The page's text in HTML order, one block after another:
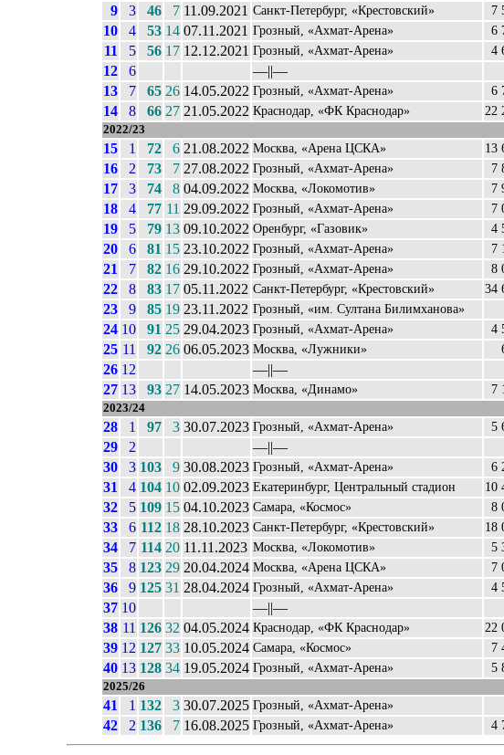
9
3 46 7 11.09.2021 Санкт-Петербург, «Крестовский» 7
10
4 53 14 07.11.2021 Грозный, «Ахмат-Арена» 6
11
5 56 17 12.12.2021 Грозный, «Ахмат-Арена» 4
12
6 ––||––
13
7 65 26 14.05.2022 Грозный, «Ахмат-Арена» 6
14
8 66 27 21.05.2022 Краснодар, «ФК Краснодар» 22
2022/23
15 1 72 6 21.08.2022 Москва, «Арена ЦСКА» 13
16
2 73 7 27.08.2022 Грозный, «Ахмат-Арена» 7
17
3 74 8 04.09.2022 Москва, «Локомотив» 7
18
4 77 11 29.09.2022 Грозный, «Ахмат-Арена» 7
19
5 79 13 09.10.2022 Оренбург, «Газовик» 4
20
6 81 15 23.10.2022 Грозный, «Ахмат-Арена» 7
21
7 82 16 29.10.2022 Грозный, «Ахмат-Арена» 8
22
8 83 17 05.11.2022 Санкт-Петербург, «Крестовский» 34
23
9 85 19 23.11.2022 Грозный, «им. Султана Билимханова»
24 10 91 25 29.04.2023 Грозный, «Ахмат-Арена» 4
25 11 92 26 06.05.2023 Москва, «Лужники»
26 12 ––||––
27 13 93 27 14.05.2023 Москва, «Динамо» 7
2023/24
28 1 97 3 30.07.2023 Грозный, «Ахмат-Арена» 5
29
2 ––||––
30
3 103 9 30.08.2023 Грозный, «Ахмат-Арена» 6
31
4 104 10 02.09.2023 Екатеринбург, Центральный стадион 10
32
5 109 15 04.10.2023 Самара, «Космос» 8
33
6 112 18 28.10.2023 Санкт-Петербург, «Крестовский» 18
34
7 114 20 11.11.2023 Москва, «Локомотив» 5
35
8 123 29 20.04.2024 Москва, «Арена ЦСКА» 7
36
9 125 31 28.04.2024 Грозный, «Ахмат-Арена» 4
37 10 ––||––
38 11 126 32 04.05.2024 Краснодар, «ФК Краснодар» 22
39 12 127 33 10.05.2024 Самара, «Космос» 7
40 13 128 34 19.05.2024 Грозный, «Ахмат-Арена» 5
2025/26
41 1 132 3 30.07.2025 Грозный, «Ахмат-Арена»
42
2 136 7 16.08.2025 Грозный, «Ахмат-Арена» 4